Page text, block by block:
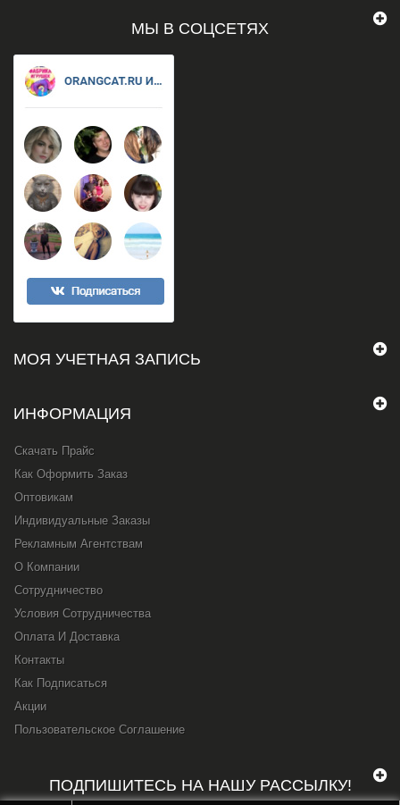
МЫ В СОЦСЕТЯХ
МОЯ УЧЕТНАЯ ЗАПИСЬ
ИНФОРМАЦИЯ
Скачать Прайс
Как Оформить Заказ
Оптовикам
Индивидуальные Заказы
Рекламным Агентствам
О Компании
Сотрудничество
Условия Сотрудничества
Оплата И Доставка
Контакты
Как Подписаться
Акции
Пользовательское Соглашение
ПОДПИШИТЕСЬ НА НАШУ РАССЫЛКУ!